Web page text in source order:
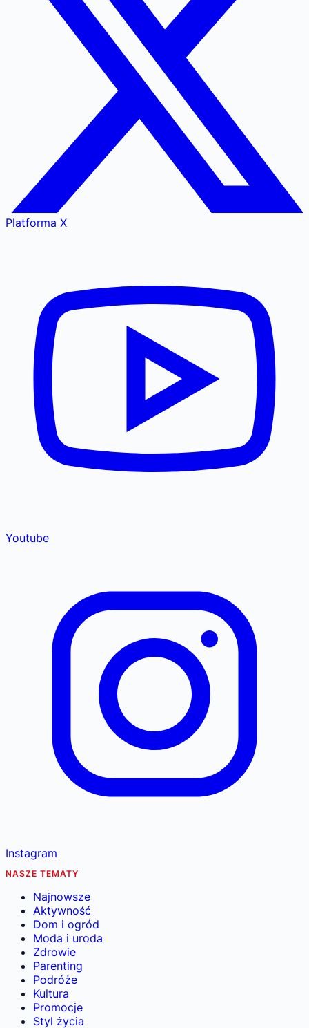
Platforma X
Youtube
Instagram
NASZE TEMATY
Najnowsze
Aktywność
Dom i ogród
Moda i uroda
Zdrowie
Parenting
Podróże
Kultura
Promocje
Styl życia